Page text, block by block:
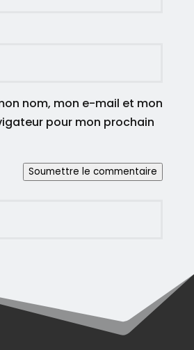
nom, mon e-mail et mon
pour mon prochain
Soumettre le commentaire